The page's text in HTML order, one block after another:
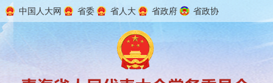
中国人大网 省委 省人大 省政府 省政协